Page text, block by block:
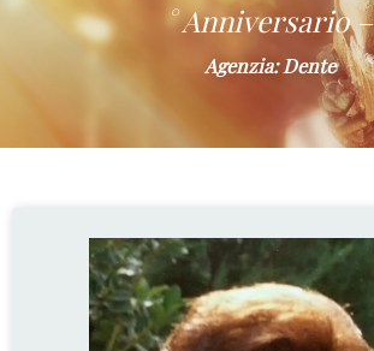
° Anniversario –
Agenzia: Dente